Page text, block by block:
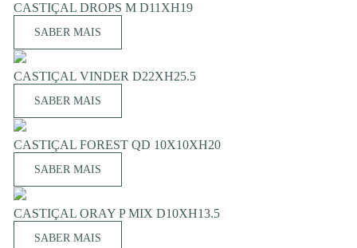
CASTIÇAL DROPS M D11XH19
SABER MAIS
CASTIÇAL VINDER D22XH25.5
SABER MAIS
CASTIÇAL FOREST QD 10X10XH20
SABER MAIS
CASTIÇAL ORAY P MIX D10XH13.5
SABER MAIS